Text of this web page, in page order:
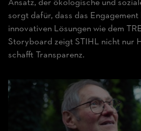
Ansatz, der ökologische und
sorgt dafür, dass das
innovativen Lösungen wie dem
Storyboard zeigt STIHL nicht nur
schafft Transparenz.